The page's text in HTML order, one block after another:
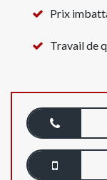
Prix
Travail de